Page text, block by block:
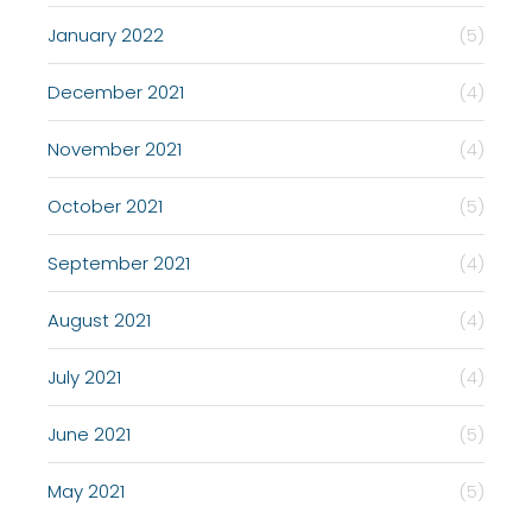
January 2022 (5)
December 2021 (4)
November 2021 (4)
October 2021 (5)
September 2021 (4)
August 2021 (4)
July 2021 (4)
June 2021 (5)
May 2021 (5)